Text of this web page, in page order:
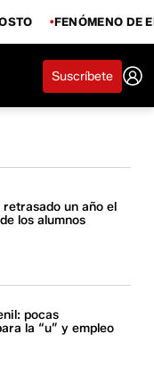
FENÓMENO DE
Suscríbete
retrasado un año el
los alumnos
pocas
la “u” y empleo